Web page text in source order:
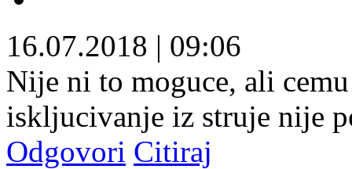
16.07.2018 | 09:06
Nije ni to moguce, ali
iskljucivanje iz struje nije
Odgovori Citiraj